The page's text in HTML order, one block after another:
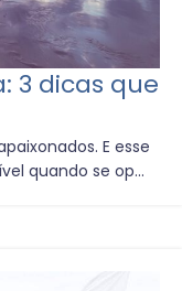
3 dicas que
E esse
quando se op...